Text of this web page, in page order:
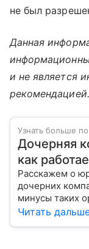
не был
Данная
и не является
рекомендацией.
Узнать больше
Дочерняя
как
Расскажем о
дочерних
минусы таких
Читать